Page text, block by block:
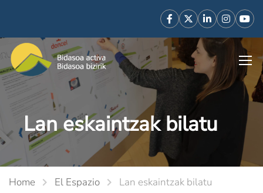
Lan eskaintzak bilatu
Home El Espazio Lan eskaintzak bilatu